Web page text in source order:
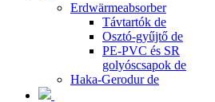
Erdwärmeabsorber
Távtartók de
Osztó-gyűjtő de
PE-PVC és SR
golyóscsapok de
Haka-Gerodur de